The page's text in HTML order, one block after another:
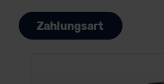
Zahlungsart